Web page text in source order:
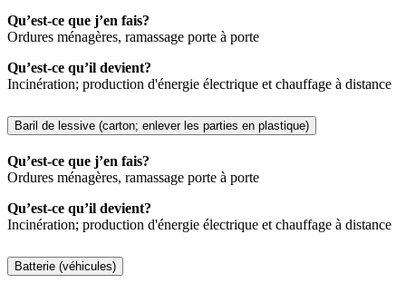
Qu’est-ce que j’en fais?
Ordures ménagères, ramassage porte à porte
Qu’est-ce qu’il devient?
Incinération; production d'énergie électrique et chauffage à distance
Baril de lessive (carton; enlever les parties en plastique)
Qu’est-ce que j’en fais?
Ordures ménagères, ramassage porte à porte
Qu’est-ce qu’il devient?
Incinération; production d'énergie électrique et chauffage à distance
Batterie (véhicules)